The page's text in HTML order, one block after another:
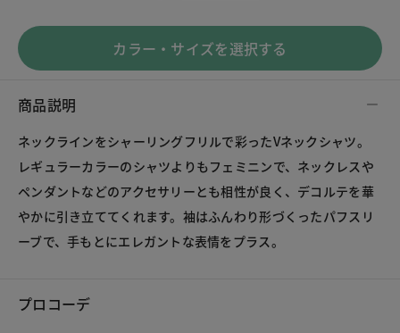
カラー・サイズを選択する
商品説明
ネックラインをシャーリングフリルで彩ったVネックシャツ。
レギュラーカラーのシャツよりもフェミニンで、ネックレスや
ペンダントなどのアクセサリーとも相性が良く、デコルテを華
やかに引き立ててくれます。袖はふんわり形づくったパフスリ
ーブで、手もとにエレガントな表情をプラス。
プロコーデ